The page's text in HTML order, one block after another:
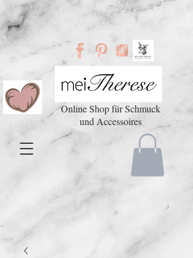
Online Shop für Schmuck
und Accessoires